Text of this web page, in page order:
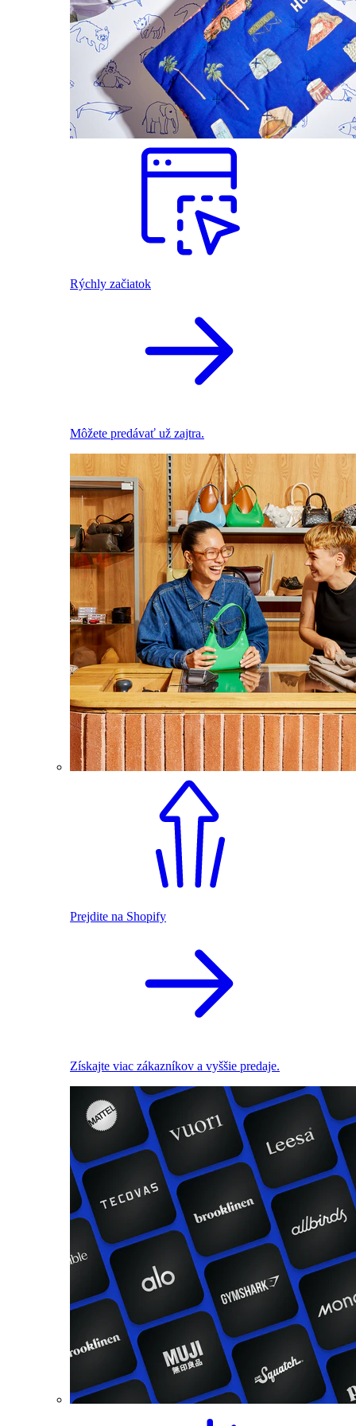
Rýchly začiatok
Môžete predávať už zajtra.
Prejdite na Shopify
Získajte viac zákazníkov a vyššie predaje.